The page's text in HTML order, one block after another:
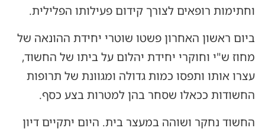
וחתימות רופאים לצורך קידום פעילותו הפלילית.
ביום ראשון האחרון פשטו שוטרי יחידת ההונאה של
מחוז ש"י וחוקרי יחידת יהלום על ביתו של החשוד,
עצרו אותו ותפסו כמות גדולה ומגוונת של תרופות
החשודות ככאלו שסחר בהן למטרות בצע כסף.
החשוד נחקר ושוהה במעצר בית. היום יתקיים דיון